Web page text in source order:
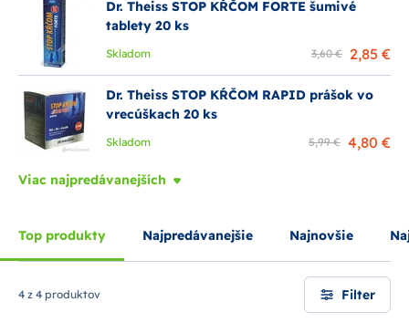
Dr. Theiss STOP KŔČOM FORTE šumivé
tablety 20 ks
Skladom 3,60 € 2,85 €
Dr. Theiss STOP KŔČOM RAPID prášok vo
vrecúškach 20 ks
Skladom 5,99 € 4,80 €
Viac najpredávanejších
Top produkty Najpredávanejšie Najnovšie
4 z 4 produktov Filter